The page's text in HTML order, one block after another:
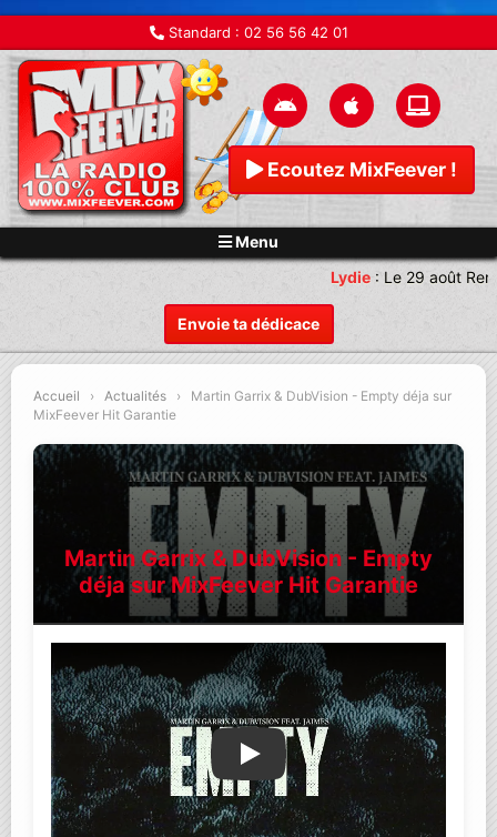
Standard : 02 56 56 42 01
Ecoutez MixFeever !
Menu
Envoie ta dédicace
Lydie:Le 29 août
Accueil › Actualités ›
Martin Garrix & DubVision - Empty déja sur
MixFeever Hit Garantie
Martin Garrix & DubVision - Empty
déja sur MixFeever Hit Garantie
Lire la vidéo YouTube